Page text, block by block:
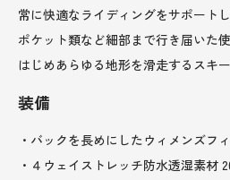
常に快適なライディングをサポート
ポケット類など細部まで行き届いた
はじめあらゆる地形を滑走するスキ
装備
・バックを長めにしたウィメンズフ
・４ウェイストレッチ防水透湿素材